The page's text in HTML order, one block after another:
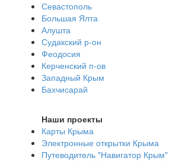
Севастополь
Большая Ялта
Алушта
Судакский р-он
Феодосия
Керченский п-ов
Западный Крым
Бахчисарай
Наши проекты
Карты Крыма
Электронные открытки Крыма
Путеводитель "Навигатор Крым"